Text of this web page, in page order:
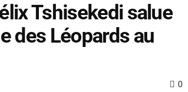
Tshisekedi salue
des Léopards au
0